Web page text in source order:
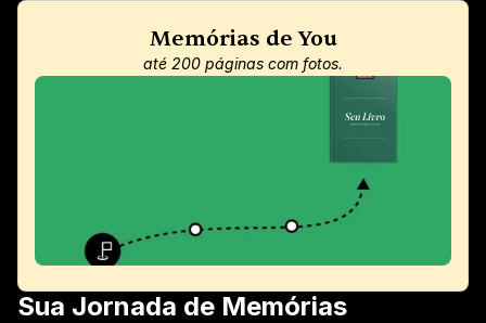
Memórias de You
até 200 páginas com fotos.
Sua Jornada de Memórias